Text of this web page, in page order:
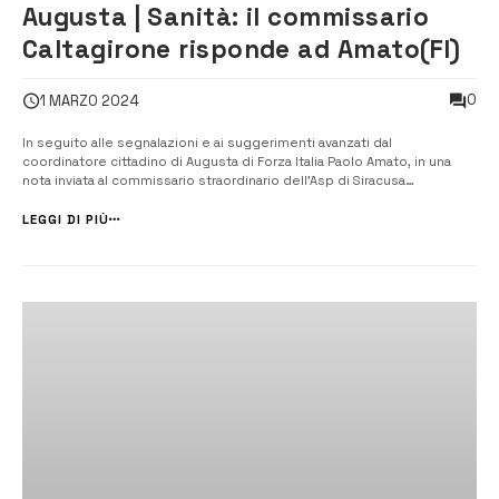
Augusta | Sanità: il commissario
Caltagirone risponde ad Amato(FI)
1 MARZO 2024 0
In seguito alle segnalazioni e ai suggerimenti avanzati dal
coordinatore cittadino di Augusta di Forza Italia Paolo Amato, in una
nota inviata al commissario straordinario dell’Asp di Siracusa
molteplici attività in campo. “Le attività poste in essere – precisa il
LEGGI DI PIÙ